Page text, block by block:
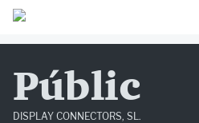
Públic
DISPLAY CONNECTORS, SL.